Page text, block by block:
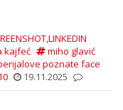
kajfeć
miho glavić
poznate face
19.11.2025